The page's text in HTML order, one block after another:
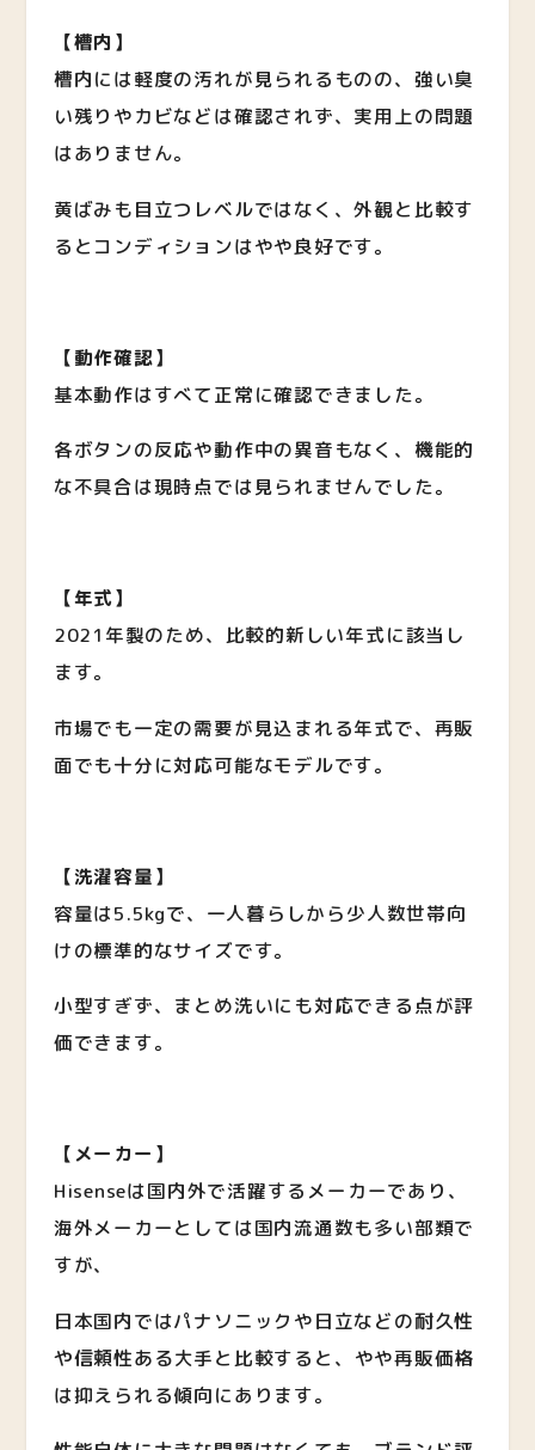
【槽内】
槽内には軽度の汚れが見られるものの、強い臭
い残りやカビなどは確認されず、実用上の問題
はありません。
黄ばみも目立つレベルではなく、外観と比較す
るとコンディションはやや良好です。
【動作確認】
基本動作はすべて正常に確認できました。
各ボタンの反応や動作中の異音もなく、機能的
な不具合は現時点では見られませんでした。
【年式】
2021年製のため、比較的新しい年式に該当し
ます。
市場でも一定の需要が見込まれる年式で、再販
面でも十分に対応可能なモデルです。
【洗濯容量】
容量は5.5kgで、一人暮らしから少人数世帯向
けの標準的なサイズです。
小型すぎず、まとめ洗いにも対応できる点が評
価できます。
【メーカー】
Hisenseは国内外で活躍するメーカーであり、
海外メーカーとしては国内流通数も多い部類で
すが、
日本国内ではパナソニックや日立などの耐久性
や信頼性ある大手と比較すると、やや再販価格
は抑えられる傾向にあります。